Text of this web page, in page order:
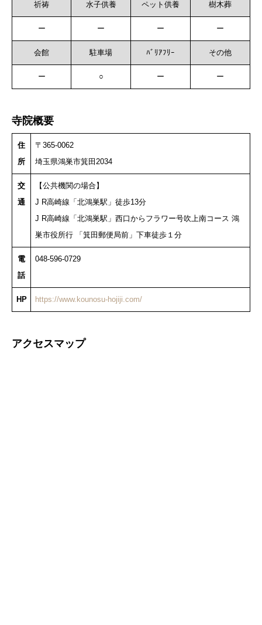
祈祷 水子供養 ペット供養 樹木葬
ー ー ー ー
会館 駐車場 ﾊﾞﾘｱﾌﾘｰ その他
ー ○ ー ー
寺院概要
住
所
〒365-0062
埼玉県鴻巣市箕田2034
交
通
【公共機関の場合】
J R高崎線「北鴻巣駅」徒歩13分
J R高崎線「北鴻巣駅」西口からフラワー号吹上南コース 鴻
巣市役所行 「箕田郵便局前」下車徒歩１分
電
話
048-596-0729
HP https://www.kounosu-hojiji.com/
アクセスマップ